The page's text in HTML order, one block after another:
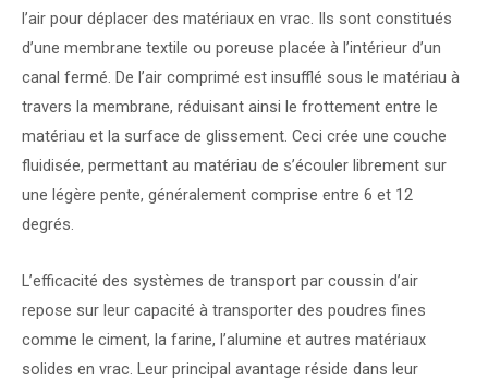
l’air pour déplacer des matériaux en vrac. Ils sont constitués
d’une membrane textile ou poreuse placée à l’intérieur d’un
canal fermé. De l’air comprimé est insufflé sous le matériau à
travers la membrane, réduisant ainsi le frottement entre le
matériau et la surface de glissement. Ceci crée une couche
fluidisée, permettant au matériau de s’écouler librement sur
une légère pente, généralement comprise entre 6 et 12
degrés.
L’efficacité des systèmes de transport par coussin d’air
repose sur leur capacité à transporter des poudres fines
comme le ciment, la farine, l’alumine et autres matériaux
solides en vrac. Leur principal avantage réside dans leur